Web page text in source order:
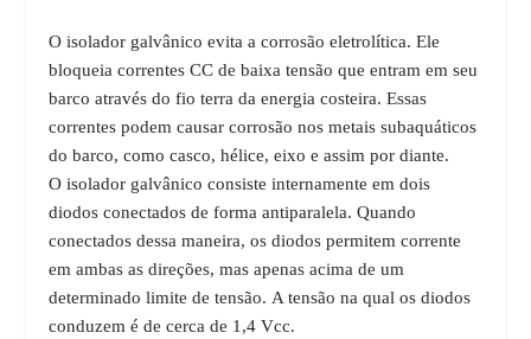
O isolador galvânico evita a corrosão eletrolítica. Ele
bloqueia correntes CC de baixa tensão que entram em seu
barco através do fio terra da energia costeira. Essas
correntes podem causar corrosão nos metais subaquáticos
do barco, como casco, hélice, eixo e assim por diante.
O isolador galvânico consiste internamente em dois
diodos conectados de forma antiparalela. Quando
conectados dessa maneira, os diodos permitem corrente
em ambas as direções, mas apenas acima de um
determinado limite de tensão. A tensão na qual os diodos
conduzem é de cerca de 1,4 Vcc.